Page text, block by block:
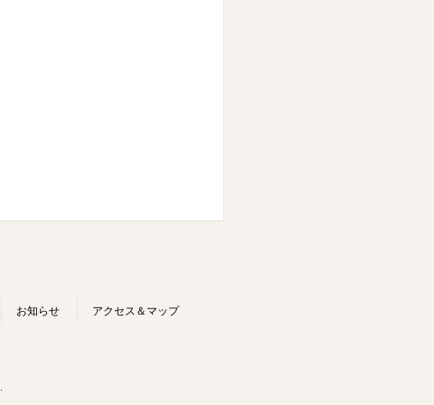
お知らせ
アクセス＆マップ